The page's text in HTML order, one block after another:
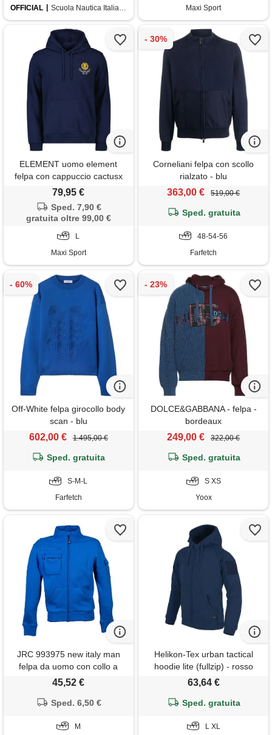
OFFICIAL Scuola Nautica Italiana Maxi Sport
ELEMENT uomo element
felpa con cappuccio cactusx
79,95 €
Sped. 7,90 €
gratuita oltre 99,00 €
L
Maxi Sport
Corneliani felpa con scollo
rialzato - blu
363,00 € 519,00 €
Sped. gratuita
48-54-56
Farfetch
Off-White felpa girocollo body
scan - blu
602,00 € 1.495,00 €
Sped. gratuita
S-M-L
Farfetch
DOLCE&GABBANA - felpa -
bordeaux
249,00 € 322,00 €
Sped. gratuita
S XS
Yoox
JRC 993975 new italy man
felpa da uomo con collo a
lupetto chiusura zip misto
portapenna portabadge blu
45,52 €
Sped. 6,50 €
M
Helikon-Tex urban tactical
hoodie lite (fullzip) - rosso
63,64 €
Sped. gratuita
L XL